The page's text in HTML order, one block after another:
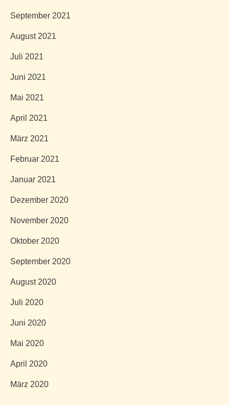
September 2021
August 2021
Juli 2021
Juni 2021
Mai 2021
April 2021
März 2021
Februar 2021
Januar 2021
Dezember 2020
November 2020
Oktober 2020
September 2020
August 2020
Juli 2020
Juni 2020
Mai 2020
April 2020
März 2020